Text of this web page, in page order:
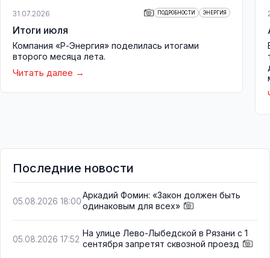
31.07.2026 ПОДРОБНОСТИ ЭНЕРГИЯ
Итоги июля
Компания «Р-Энергия» поделилась итогами
второго месяца лета.
Читать далее
Последние новости
05.08.2026 18:00
Аркадий Фомин: «Закон должен быть
одинаковым для всех»
05.08.2026 17:52
На улице Лево-Лыбедской в Рязани с 1
сентября запретят сквозной проезд